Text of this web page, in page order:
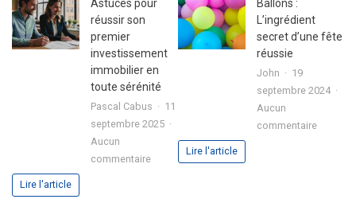
lettre
de
motivation
avec
chicken
Astuces pour
réussir son
premier
investissement
immobilier en
toute sérénité
Pascal Cabus
11
septembre 2025
Aucun
commentairesur
Lire l'article
Ballons :
L’ingrédient
secret d’une fête
réussie
John
19
septembre 2024
Aucun
commentairesur
Lire l'article